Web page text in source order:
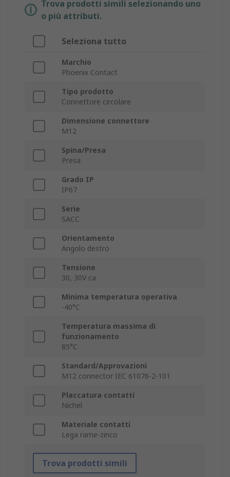
Trova prodotti simili selezionando uno
o più attributi.
Seleziona tutto
Marchio
Phoenix Contact
Tipo prodotto
Connettore circolare
Dimensione connettore
M12
Spina/Presa
Presa
Grado IP
IP67
Serie
SACC
Orientamento
Angolo destro
Tensione
30, 30V ca
Minima temperatura operativa
-40°C
Temperatura massima di
funzionamento
85°C
Standard/Approvazioni
M12 connector IEC 61076-2-101
Placcatura contatti
Nichel
Materiale contatti
Lega rame-zinco
Trova prodotti simili